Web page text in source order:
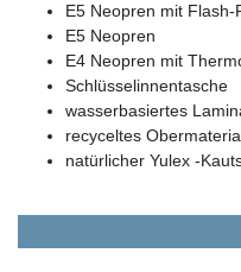
E5 Neopren mit Flash-
E5 Neopren
E4 Neopren mit
Schlüsselinnentasche
wasserbasiertes
recyceltes
natürlicher Yulex -